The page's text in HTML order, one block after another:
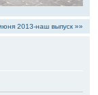
2013-наш выпуск »»